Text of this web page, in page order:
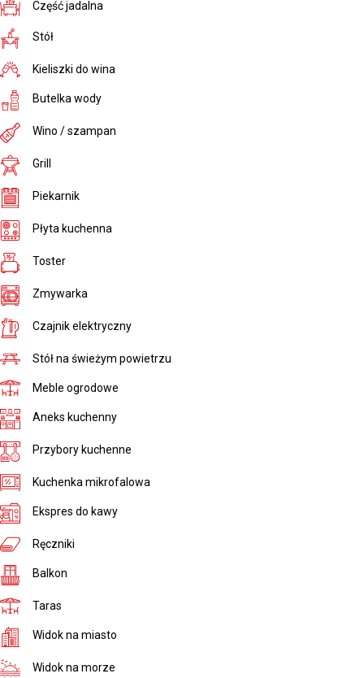
Część jadalna
Stół
Kieliszki do wina
Butelka wody
Wino / szampan
Grill
Piekarnik
Płyta kuchenna
Toster
Zmywarka
Czajnik elektryczny
Stół na świeżym powietrzu
Meble ogrodowe
Aneks kuchenny
Przybory kuchenne
Kuchenka mikrofalowa
Ekspres do kawy
Ręczniki
Balkon
Taras
Widok na miasto
Widok na morze